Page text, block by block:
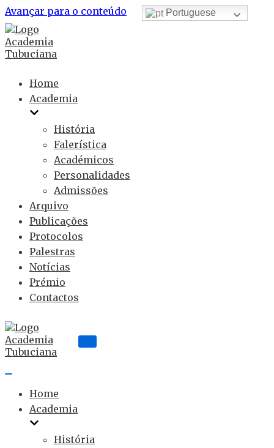
Avançar para o conteúdo
Home
Academia
História
Falerística
Académicos
Personalidades
Admissões
Arquivo
Publicações
Protocolos
Palestras
Notícias
Prémio
Contactos
Home
Academia
História
Portuguese